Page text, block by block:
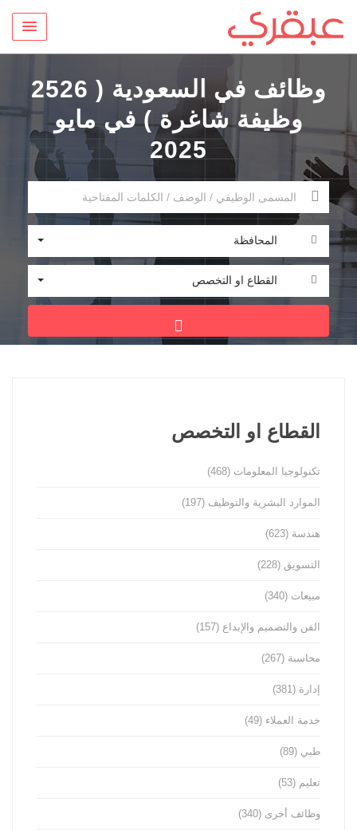
وظائف في السعودية ( 2526
وظيفة شاغرة ) في مايو
2025
المحافظة
القطاع او التخصص
القطاع او التخصص
تكنولوجيا المعلومات (468)
الموارد البشرية والتوظيف (197)
هندسة (623)
التسويق (228)
مبيعات (340)
الفن والتصميم والإبداع (157)
محاسبة (267)
إدارة (381)
خدمة العملاء (49)
طبي (89)
تعليم (53)
وظائف أخرى (340)